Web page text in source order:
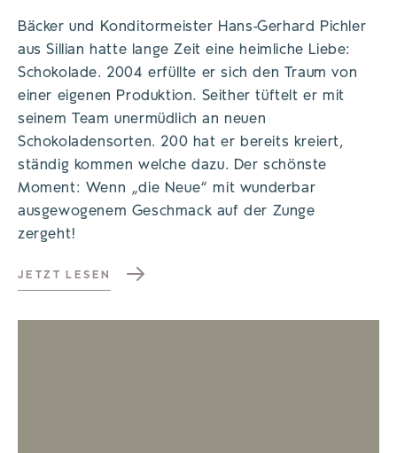
Bäcker und Konditormeister Hans-Gerhard Pichler
aus Sillian hatte lange Zeit eine heimliche Liebe:
Schokolade. 2004 erfüllte er sich den Traum von
einer eigenen Produktion. Seither tüftelt er mit
seinem Team unermüdlich an neuen
Schokoladensorten. 200 hat er bereits kreiert,
ständig kommen welche dazu. Der schönste
Moment: Wenn „die Neue“ mit wunderbar
ausgewogenem Geschmack auf der Zunge
zergeht!
JETZT LESEN